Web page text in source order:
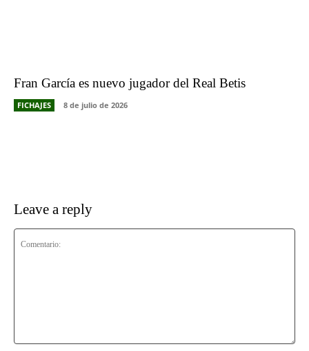
Fran García es nuevo jugador del Real Betis
FICHAJES 8 de julio de 2026
Leave a reply